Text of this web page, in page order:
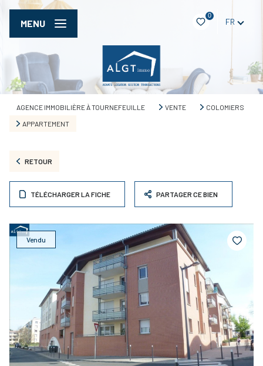
0
FR
MENU
AGENCE IMMOBILIÈRE À TOURNEFEUILLE VENTE
COLOMIERS
APPARTEMENT
RETOUR
TÉLÉCHARGER LA FICHE PARTAGER CE BIEN
Vendu